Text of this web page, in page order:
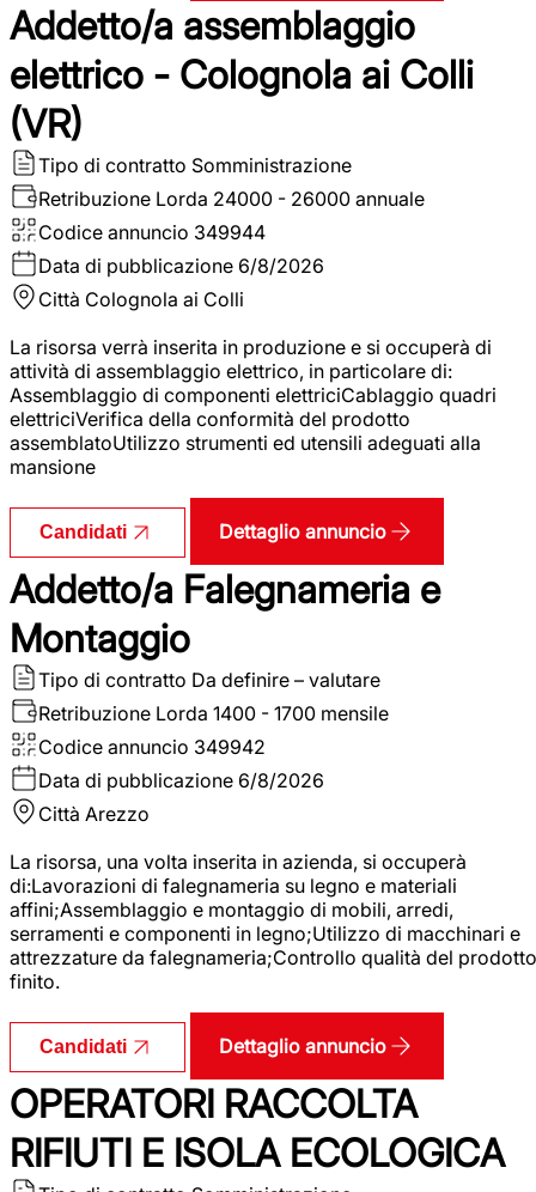
Addetto/a assemblaggio
elettrico - Colognola ai Colli
(VR)
Tipo di contratto Somministrazione
Retribuzione Lorda 24000 - 26000 annuale
Codice annuncio 349944
Data di pubblicazione 6/8/2026
Città Colognola ai Colli
La risorsa verrà inserita in produzione e si occuperà di
attività di assemblaggio elettrico, in particolare di:
Assemblaggio di componenti elettriciCablaggio quadri
elettriciVerifica della conformità del prodotto
assemblatoUtilizzo strumenti ed utensili adeguati alla
mansione
Candidati Dettaglio annuncio
Addetto/a Falegnameria e
Montaggio
Tipo di contratto Da definire – valutare
Retribuzione Lorda 1400 - 1700 mensile
Codice annuncio 349942
Data di pubblicazione 6/8/2026
Città Arezzo
La risorsa, una volta inserita in azienda, si occuperà
di:Lavorazioni di falegnameria su legno e materiali
affini;Assemblaggio e montaggio di mobili, arredi,
serramenti e componenti in legno;Utilizzo di macchinari e
attrezzature da falegnameria;Controllo qualità del prodotto
finito.
Candidati Dettaglio annuncio
OPERATORI RACCOLTA
RIFIUTI E ISOLA ECOLOGICA